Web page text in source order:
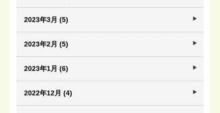
2023年3月 (5)
2023年2月 (5)
2023年1月 (6)
2022年12月 (4)